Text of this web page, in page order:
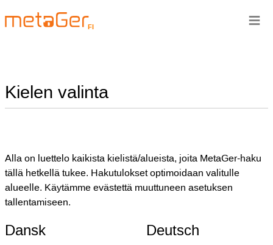
FI
Kielen valinta
Alla on luettelo kaikista kielistä/alueista, joita MetaGer-haku
tällä hetkellä tukee. Hakutulokset optimoidaan valitulle
alueelle. Käytämme evästettä muuttuneen asetuksen
tallentamiseen.
Dansk Deutsch
≡